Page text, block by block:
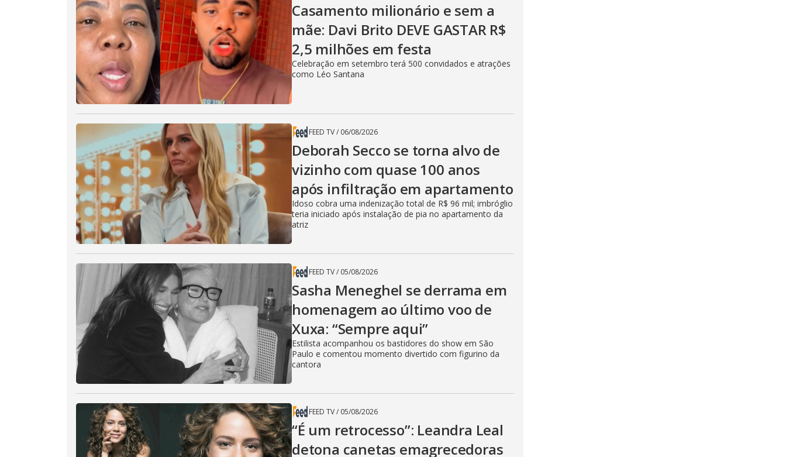
Casamento milionário e sem a
mãe: Davi Brito DEVE GASTAR R$
2,5 milhões em festa
Celebração em setembro terá 500 convidados e atrações
como Léo Santana
FEED TV/ 06/08/2026
Deborah Secco se torna alvo de
vizinho com quase 100 anos
após infiltração em apartamento
Idoso cobra uma indenização total de R$ 96 mil; imbróglio
teria iniciado após instalação de pia no apartamento da
atriz
FEED TV/ 05/08/2026
Sasha Meneghel se derrama em
homenagem ao último voo de
Xuxa: “Sempre aqui”
Estilista acompanhou os bastidores do show em São
Paulo e comentou momento divertido com figurino da
cantora
FEED TV/ 05/08/2026
“É um retrocesso”: Leandra Leal
detona canetas emagrecedoras